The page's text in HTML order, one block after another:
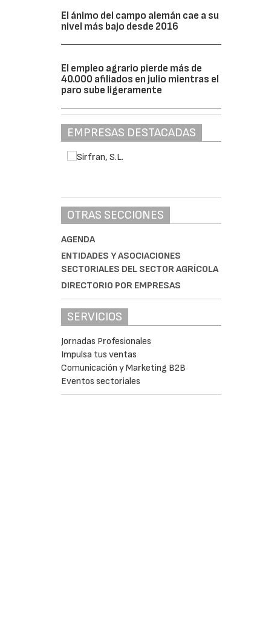
El ánimo del campo alemán cae a su
nivel más bajo desde 2016
El empleo agrario pierde más de
40.000 afiliados en julio mientras el
paro sube ligeramente
EMPRESAS DESTACADAS
OTRAS SECCIONES
AGENDA
ENTIDADES Y ASOCIACIONES
SECTORIALES DEL SECTOR AGRÍCOLA
DIRECTORIO POR EMPRESAS
SERVICIOS
Jornadas Profesionales
Impulsa tus ventas
Comunicación y Marketing B2B
Eventos sectoriales